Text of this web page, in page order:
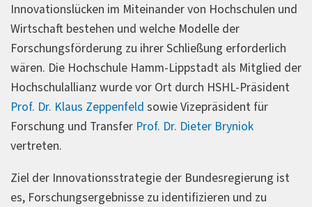
Innovationslücken im Miteinander von Hochschulen und
Wirtschaft bestehen und welche Modelle der
Forschungsförderung zu ihrer Schließung erforderlich
wären. Die Hochschule Hamm-Lippstadt als Mitglied der
Hochschulallianz wurde vor Ort durch HSHL-Präsident
Prof. Dr. Klaus Zeppenfeld sowie Vizepräsident für
Forschung und Transfer Prof. Dr. Dieter Bryniok
vertreten.
Ziel der Innovationsstrategie der Bundesregierung ist
es, Forschungsergebnisse zu identifizieren und zu